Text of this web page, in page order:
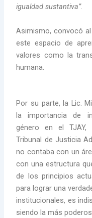
igualdad sustantiva”.
Asimismo, convocó
este espacio de
valores como la
humana.
Por su parte, la Lic.
la importancia de
género en el TJAY,
Tribunal de Justicia
no contaba con un
con una estructura
de los principios
para lograr una
institucionales, es
siendo la más